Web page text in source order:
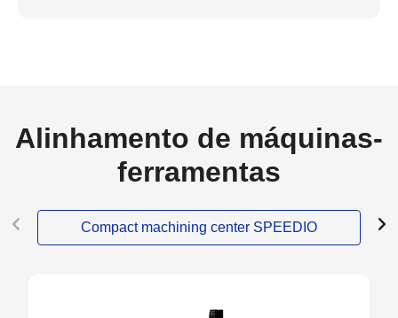
Alinhamento de máquinas-
ferramentas
Compact machining center SPEEDIO